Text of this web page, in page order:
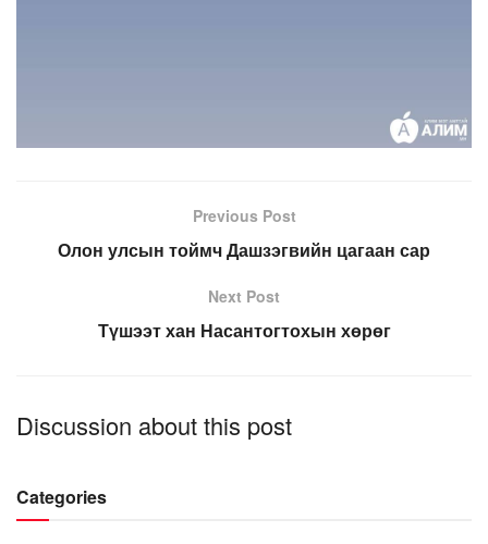
Previous Post
Олон улсын тоймч Дашзэгвийн цагаан сар
Next Post
Түшээт хан Насантогтохын хөрөг
Discussion about this post
Categories